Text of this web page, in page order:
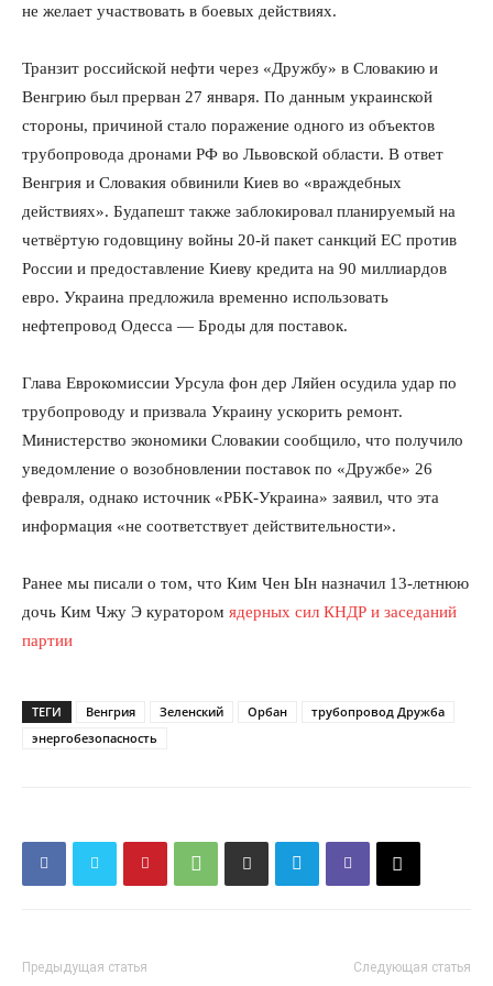
не желает участвовать в боевых действиях.
Транзит российской нефти через «Дружбу» в Словакию и
Венгрию был прерван 27 января. По данным украинской
стороны, причиной стало поражение одного из объектов
трубопровода дронами РФ во Львовской области. В ответ
Венгрия и Словакия обвинили Киев во «враждебных
действиях». Будапешт также заблокировал планируемый на
четвёртую годовщину войны 20-й пакет санкций ЕС против
России и предоставление Киеву кредита на 90 миллиардов
евро. Украина предложила временно использовать
нефтепровод Одесса — Броды для поставок.
Глава Еврокомиссии Урсула фон дер Ляйен осудила удар по
трубопроводу и призвала Украину ускорить ремонт.
Министерство экономики Словакии сообщило, что получило
уведомление о возобновлении поставок по «Дружбе» 26
февраля, однако источник «РБК-Украина» заявил, что эта
информация «не соответствует действительности».
Ранее мы писали о том, что Ким Чен Ын назначил 13-летнюю
дочь Ким Чжу Э куратором ядерных сил КНДР и заседаний
партии
ТЕГИ Венгрия Зеленский Орбан
трубопровод Дружба
энергобезопасность
Предыдущая статья Следующая статья